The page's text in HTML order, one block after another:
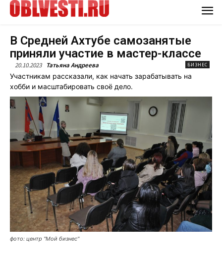
В Средней Ахтубе самозанятые
приняли участие в мастер-классе
20.10.2023 Татьяна Андреева БИЗНЕС
Участникам рассказали, как начать зарабатывать на
хобби и масштабировать своё дело.
фото: центр "Мой бизнес"